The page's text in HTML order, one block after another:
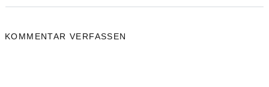
KOMMENTAR VERFASSEN